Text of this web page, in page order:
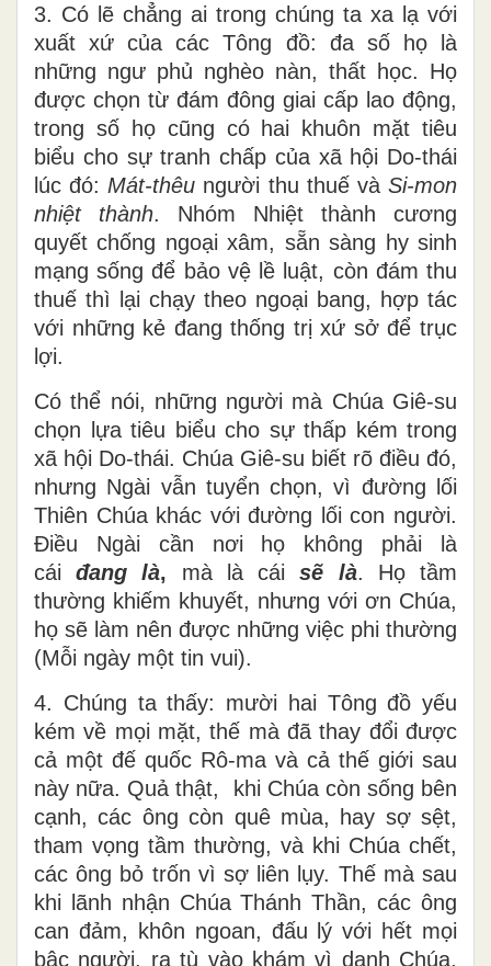
3. Có lẽ chẳng ai trong chúng ta xa lạ với
xuất xứ của các Tông đồ: đa số họ là
những ngư phủ nghèo nàn, thất học. Họ
được chọn từ đám đông giai cấp lao động,
trong số họ cũng có hai khuôn mặt tiêu
biểu cho sự tranh chấp của xã hội Do-thái
lúc đó: Mát-thêu người thu thuế vàSi-mon
nhiệt thành. Nhóm Nhiệt thành cương
quyết chống ngoại xâm, sẵn sàng hy sinh
mạng sống để bảo vệ lề luật, còn đám thu
thuế thì lại chạy theo ngoại bang, hợp tác
với những kẻ đang thống trị xứ sở để trục
lợi.
Có thể nói, những người mà Chúa Giê-su
chọn lựa tiêu biểu cho sự thấp kém trong
xã hội Do-thái. Chúa Giê-su biết rõ điều đó,
nhưng Ngài vẫn tuyển chọn, vì đường lối
Thiên Chúa khác với đường lối con người.
Điều Ngài cần nơi họ không phải là
cáiđang là, mà là cáisẽ là. Họ tầm
thường khiếm khuyết, nhưng với ơn Chúa,
họ sẽ làm nên được những việc phi thường
(Mỗi ngày một tin vui).
4. Chúng ta thấy: mười hai Tông đồ yếu
kém về mọi mặt, thế mà đã thay đổi được
cả một đế quốc Rô-ma và cả thế giới sau
này nữa. Quả thật, khi Chúa còn sống bên
cạnh, các ông còn quê mùa, hay sợ sệt,
tham vọng tầm thường, và khi Chúa chết,
các ông bỏ trốn vì sợ liên lụy. Thế mà sau
khi lãnh nhận Chúa Thánh Thần, các ông
can đảm, khôn ngoan, đấu lý với hết mọi
bậc người, ra tù vào khám vì danh Chúa,